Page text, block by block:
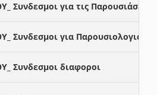
Συνδεσμοι για τις Παρουσιάσεις
Συνδεσμοι για Παρουσιολογια
Συνδεσμοι διαφοροι